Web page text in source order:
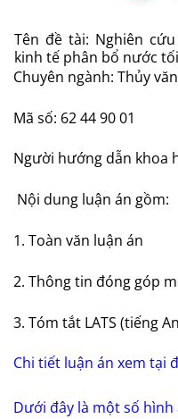
Tên đề tài: Nghiên
kinh tế phân bổ nước
Chuyên ngành: Thủy
Mã số: 62 44 90 01
Người hướng dẫn khoa
Nội dung luận án gồm:
1. Toàn văn luận án
2. Thông tin đóng góp
3. Tóm tắt LATS (tiếng
Chi tiết luận án xem tại
Dưới đây là một số